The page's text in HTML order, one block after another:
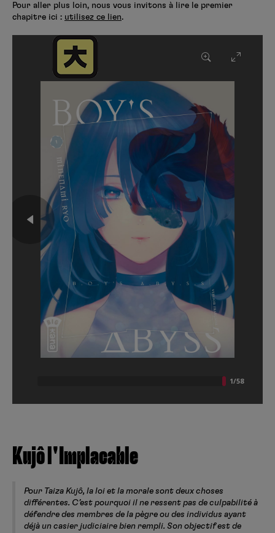
Pour aller plus loin, nous vous invitons à lire le premier
chapitre ici : utilisez ce lien.
Kujô l'Implacable
Pour Taiza Kujô, la loi et la morale sont deux choses
différentes. C’est pourquoi il ne ressent pas de culpabilité à
défendre des membres de la pègre ou des individus ayant
déjà un casier judiciaire bien rempli. Son objectif est de